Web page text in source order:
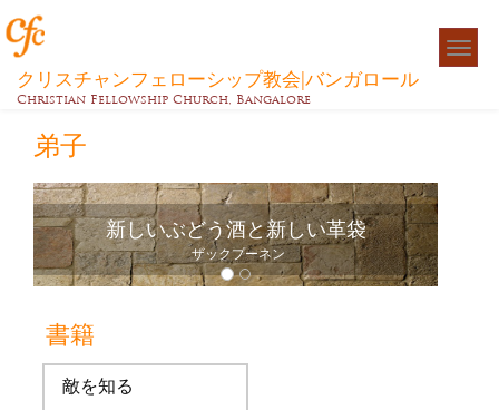
クリスチャンフェローシップ教会|バンガロール
Christian Fellowship Church, Bangalore
弟子
新しいぶどう酒と新しい革袋
ザックプーネン
書籍
敵を知る